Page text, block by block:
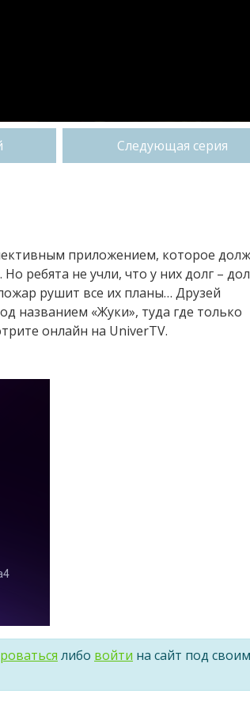
Следующая серия
приложением, которое
ребята не учли, что у них долг –
рушит все их планы… Друзей
названием «Жуки», туда где только
онлайн на UniverTV.
либо войти на сайт под своим